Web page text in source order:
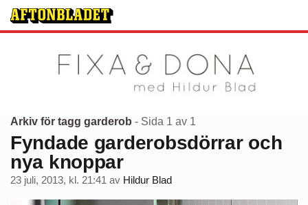
Arkiv för tagg garderob - Sida 1 av 1
Fyndade garderobsdörrar och
nya knoppar
23 juli, 2013, kl. 21:41 av Hildur Blad